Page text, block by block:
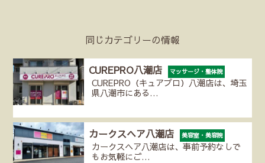
同じカテゴリーの情報
CUREPRO八潮店 マッサージ・整体院
CUREPRO（キュアプロ）八潮店は、埼玉
県八潮市にある…
カークスヘア八潮店 美容室・美容院
カークスヘア八潮店は、事前予約なしで
もお気軽にご…